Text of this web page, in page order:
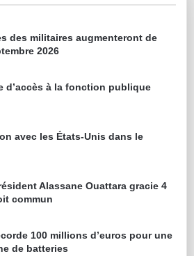
des militaires augmenteront de
2026
d’accès à la fonction publique
avec les États-Unis dans le
Alassane Ouattara gracie 4
commun
100 millions d’euros pour une
de batteries